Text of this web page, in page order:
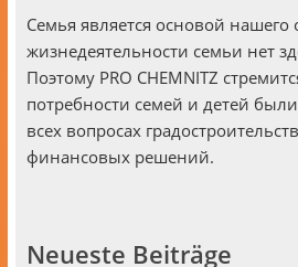
Семья является основой нашего
жизнедеятельности семьи нет
Поэтому PRO CHEMNITZ
потребности семей и детей
всех вопросах
финансовых решений.
Neueste Beiträge